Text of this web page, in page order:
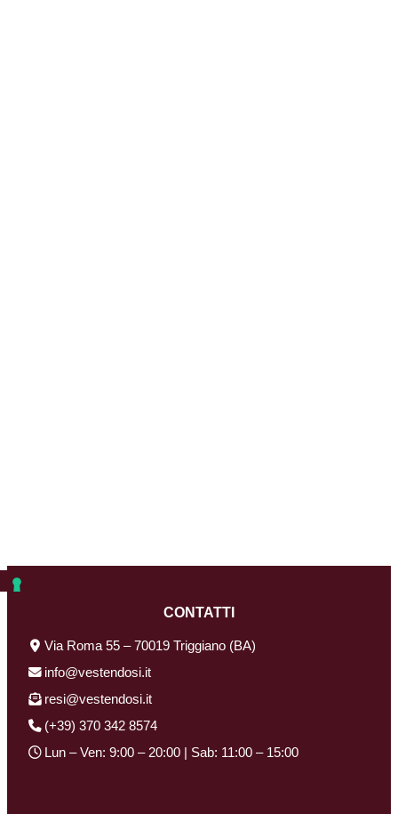
CONTATTI
Via Roma 55 – 70019 Triggiano (BA)
info@vestendosi.it
resi@vestendosi.it
(+39) 370 342 8574
Lun – Ven: 9:00 – 20:00 | Sab: 11:00 – 15:00